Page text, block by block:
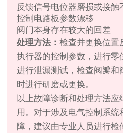
反馈信号电位器磨损或接触
控制电路板参数漂移
阀门本身存在较大的回差
处理方法：检查并更换位置
执行器的控制参数，进行零
进行泄漏测试，检查阀瓣
时进行研磨或更换。
以上故障诊断和处理方法
用。对于涉及电气控制系统
障，建议由专业人员进行